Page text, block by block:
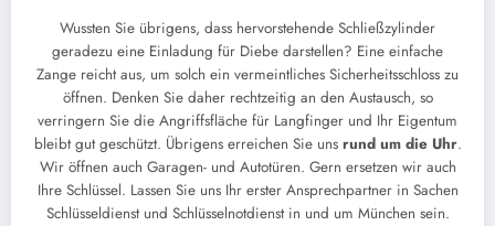
Wussten Sie übrigens, dass hervorstehende Schließzylinder
geradezu eine Einladung für Diebe darstellen? Eine einfache
Zange reicht aus, um solch ein vermeintliches Sicherheitsschloss zu
öffnen. Denken Sie daher rechtzeitig an den Austausch, so
verringern Sie die Angriffsfläche für Langfinger und Ihr Eigentum
bleibt gut geschützt. Übrigens erreichen Sie uns rund um die Uhr.
Wir öffnen auch Garagen- und Autotüren. Gern ersetzen wir auch
Ihre Schlüssel. Lassen Sie uns Ihr erster Ansprechpartner in Sachen
Schlüsseldienst und Schlüsselnotdienst in und um München sein.